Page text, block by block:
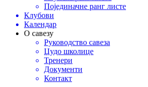
Појединачне ранг листе
Клубови
Календар
О савезу
Руководство савеза
Џудо школице
Тренери
Документи
Контакт